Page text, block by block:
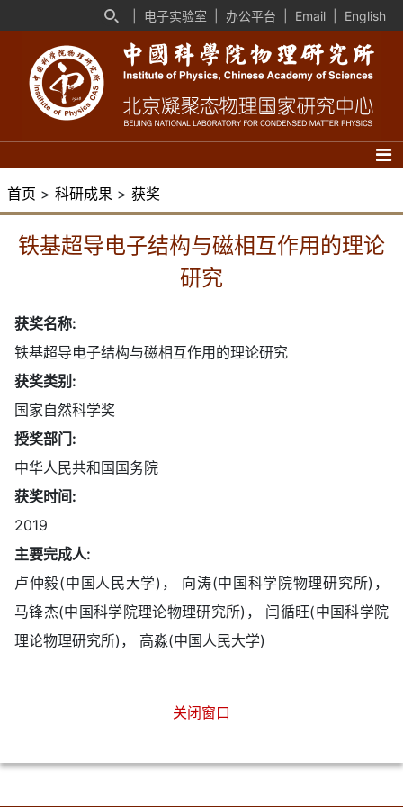
电子实验室 办公平台 Email English
首页 > 科研成果 > 获奖
铁基超导电子结构与磁相互作用的理论
研究
获奖名称:
铁基超导电子结构与磁相互作用的理论研究
获奖类别:
国家自然科学奖
授奖部门:
中华人民共和国国务院
获奖时间:
2019
主要完成人:
卢仲毅(中国人民大学)， 向涛(中国科学院物理研究所)，
马锋杰(中国科学院理论物理研究所)， 闫循旺(中国科学院
理论物理研究所)， 高淼(中国人民大学)
关闭窗口